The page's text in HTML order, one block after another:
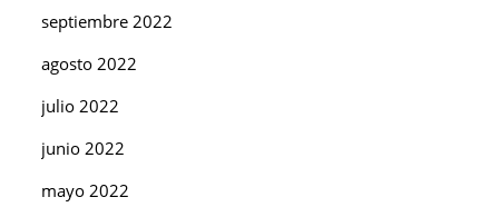
septiembre 2022
agosto 2022
julio 2022
junio 2022
mayo 2022